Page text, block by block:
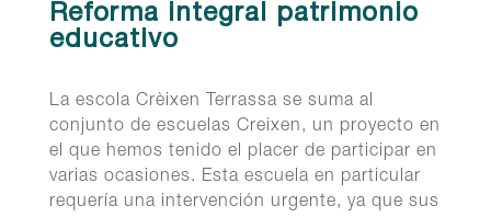
Reforma integral patrimonio
educativo
La escola Crèixen Terrassa se suma al
conjunto de escuelas Creixen, un proyecto en
el que hemos tenido el placer de participar en
varias ocasiones. Esta escuela en particular
requería una intervención urgente, ya que sus